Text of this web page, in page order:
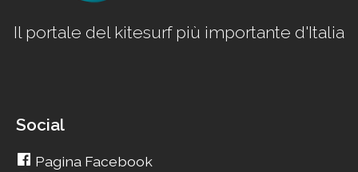
Il portale del kitesurf più importante d'Italia
Social
Pagina Facebook